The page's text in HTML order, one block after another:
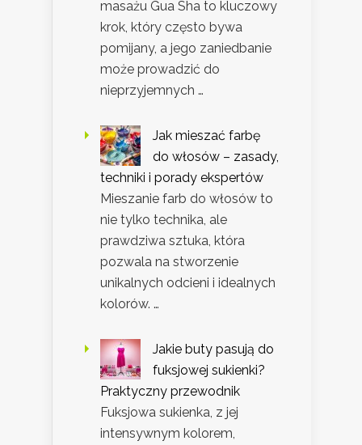
masażu Gua Sha to kluczowy
krok, który często bywa
pomijany, a jego zaniedbanie
może prowadzić do
nieprzyjemnych …
Jak mieszać farbę
do włosów – zasady,
techniki i porady ekspertów
Mieszanie farb do włosów to
nie tylko technika, ale
prawdziwa sztuka, która
pozwala na stworzenie
unikalnych odcieni i idealnych
kolorów. …
Jakie buty pasują do
fuksjowej sukienki?
Praktyczny przewodnik
Fuksjowa sukienka, z jej
intensywnym kolorem,